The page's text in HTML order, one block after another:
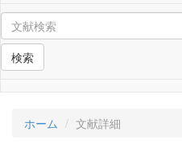
検索
ホーム 文献詳細